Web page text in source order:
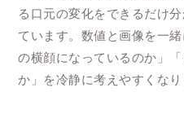
る口元の変化をできるだけ
ています。数値と画像を一
の横顔になっているのか」
か」を冷静に考えやすくなり